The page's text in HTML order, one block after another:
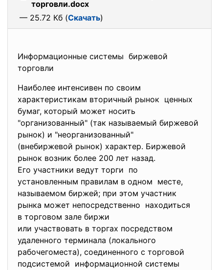
торговли.docx
— 25.72 Кб (Скачать)
Информационные системы биржевой
торговли
Наиболее интенсивен по своим
характеристикам вторичный рынок ценных
бумаг, который может носить
"организованный" (так называемый биржевой
рынок) и "неорганизованный"
(внебиржевой рынок) характер. Биржевой
рынок возник более 200 лет назад.
Его участники ведут торги по
установленным правилам в одном месте,
называемом биржей; при этом участник
рынка может непосредственно находиться
в торговом зале биржи
или участвовать в торгах посредством
удаленного терминала (локального
рабочегоместа), соединенного с торговой
подсистемой информационной системы